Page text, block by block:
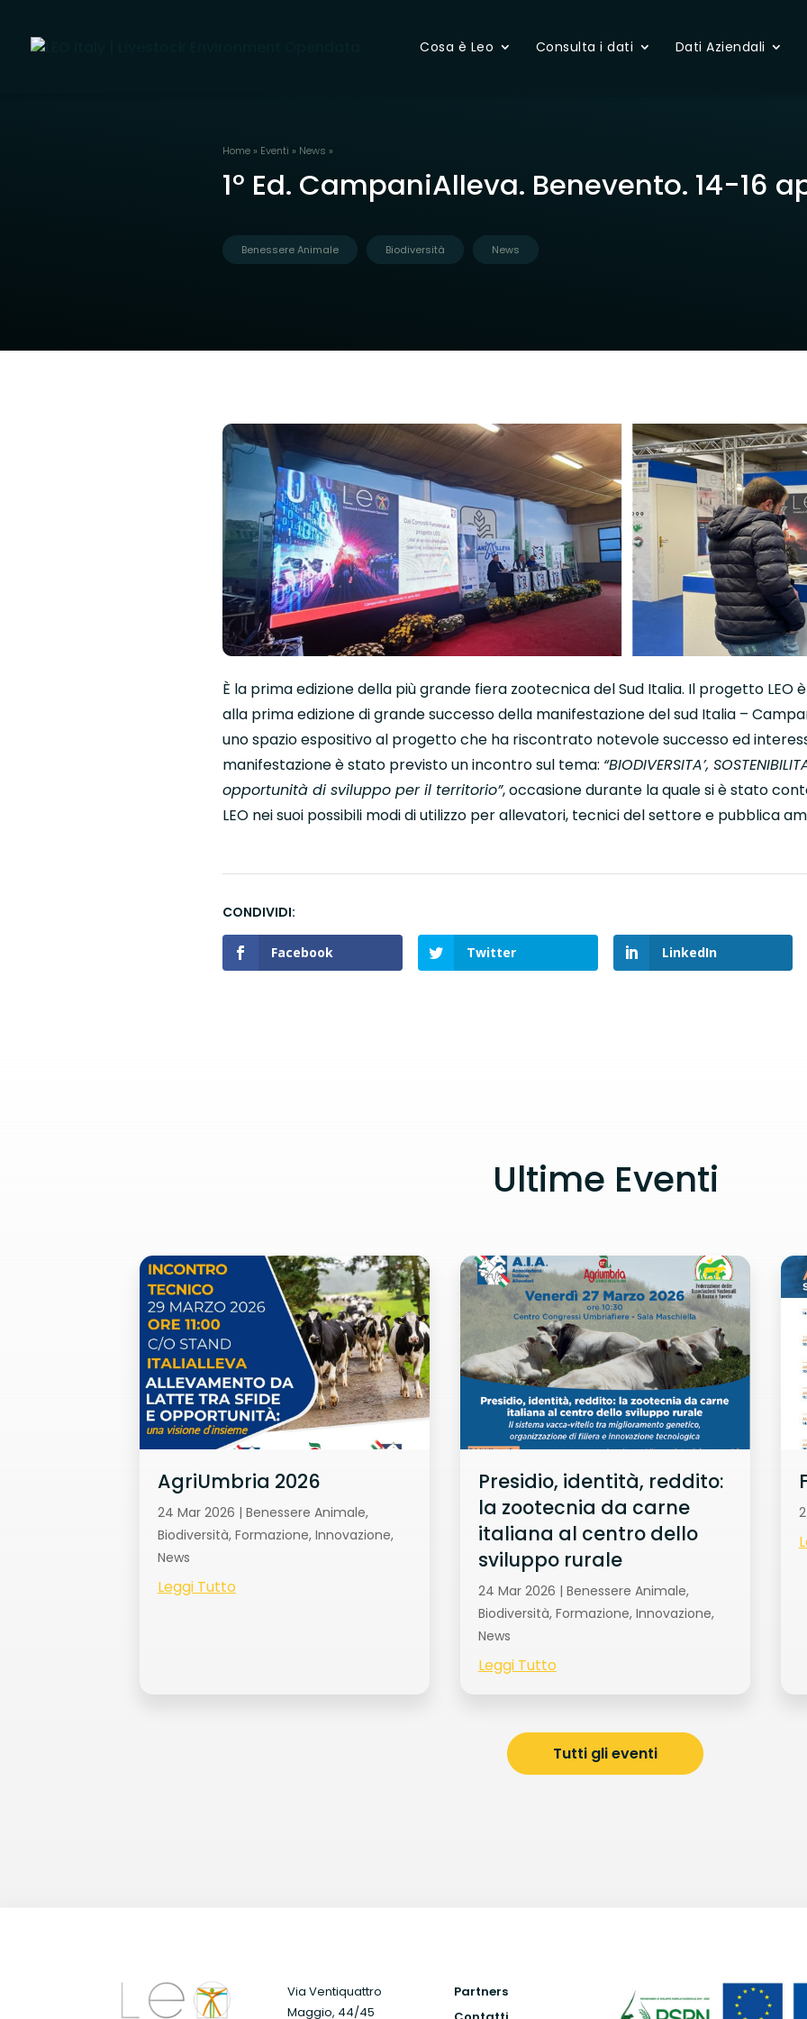
Cosa è Leo Consulta i dati Dati Aziendali
Home » Eventi » News »
1° Ed. CampaniAlleva. Benevento. 14-16
Benessere Animale Biodiversità News
È la prima edizione della più grande fiera zootecnica del Sud Italia. Il progetto
alla prima edizione di grande successo della manifestazione del sud Italia –
uno spazio espositivo al progetto che ha riscontrato notevole successo ed
manifestazione è stato previsto un incontro sul tema: “BIODIVERSITA’,
opportunità di sviluppo per il territorio”, occasione durante la quale si è stato
LEO nei suoi possibili modi di utilizzo per allevatori, tecnici del settore e pubblica
Facebook Twitter LinkedIn
Ultime Eventi
AgriUmbria 2026
24 Mar 2026 | Benessere Animale,
Biodiversità, Formazione, Innovazione,
News
Leggi Tutto
Presidio, identità, reddito:
la zootecnia da carne
italiana al centro dello
sviluppo rurale
24 Mar 2026 | Benessere Animale,
Biodiversità, Formazione, Innovazione,
News
Leggi Tutto
Tutti gli eventi
Via Ventiquattro
Maggio, 44/45
Partners